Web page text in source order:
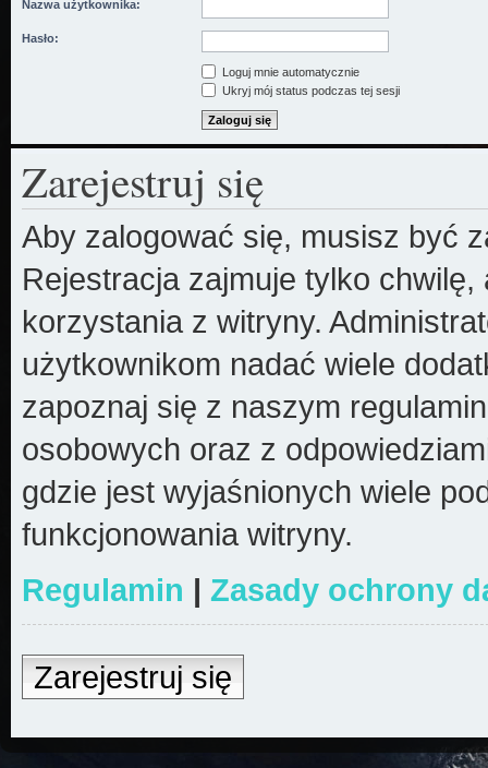
Nazwa użytkownika:
Hasło:
Loguj mnie automatycznie
Ukryj mój status podczas tej sesji
Zarejestruj się
Aby zalogować się, musisz być
Rejestracja zajmuje tylko
korzystania z witryny.
użytkownikom nadać wiele
zapoznaj się z naszym
osobowych oraz z
gdzie jest wyjaśnionych wiele
funkcjonowania witryny.
Regulamin | Zasady ochrony
Zarejestruj się